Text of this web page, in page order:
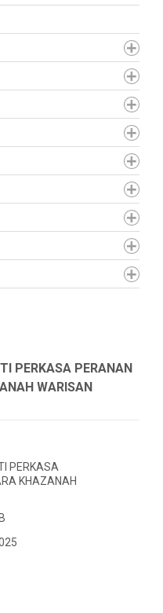
PERKASA PERANAN
WARISAN
PERKASA
KHAZANAH